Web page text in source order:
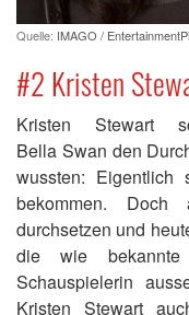
Quelle: IMAGO /
#2 Kristen
Kristen Stewart
Bella Swan den
wussten: Eigentlich
bekommen.
durchsetzen und
die wie
Schauspielerin
Kristen Stewart